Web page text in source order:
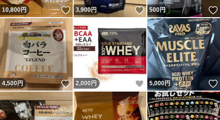
10,800円 いいね！
3,900円 いいね！
500円
4,500円 いいね！
2,000 円 いいね！
5,000円